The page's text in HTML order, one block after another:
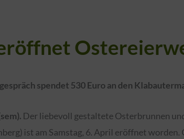
spendet 530 Euro an den
Der liebevoll gestaltete Osterbrunnen
ist am Samstag, 6. April eröffnet worden.